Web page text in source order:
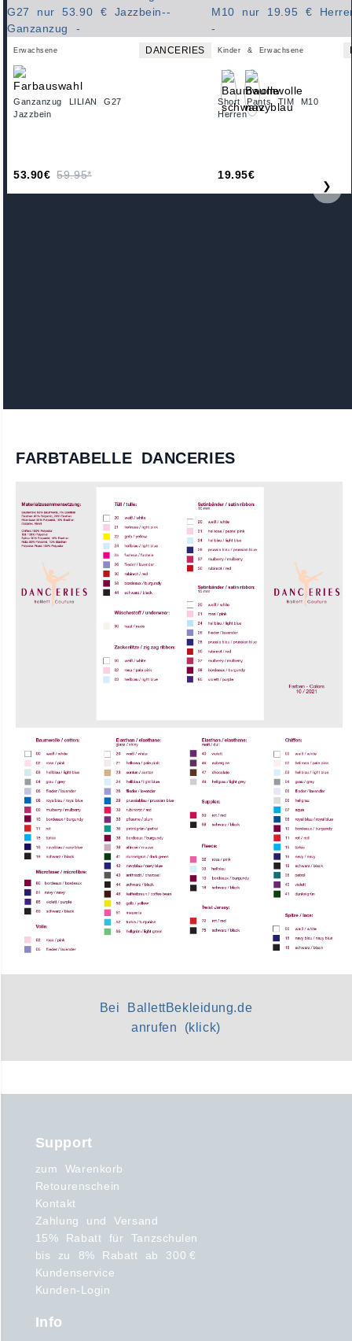
Erwachsene DANCERIES
Ganzanzug LILIAN G27
Jazzbein
53.90€ 59.95*
Kinder & Erwachsene
Short Pants TIM M10
Herren
19.95€
❯
FARBTABELLE DANCERIES
Bei BallettBekleidung.de
anrufen (klick)
Support
zum Warenkorb
Retourenschein
Kontakt
Zahlung und Versand
15% Rabatt für Tanzschulen
bis zu 8% Rabatt ab 300 €
Kundenservice
Kunden-Login
Info